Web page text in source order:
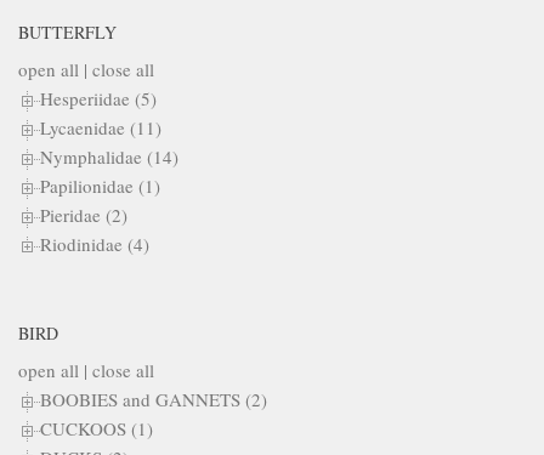
BUTTERFLY
open all | close all
Hesperiidae (5)
Lycaenidae (11)
Nymphalidae (14)
Papilionidae (1)
Pieridae (2)
Riodinidae (4)
BIRD
open all | close all
BOOBIES and GANNETS (2)
CUCKOOS (1)